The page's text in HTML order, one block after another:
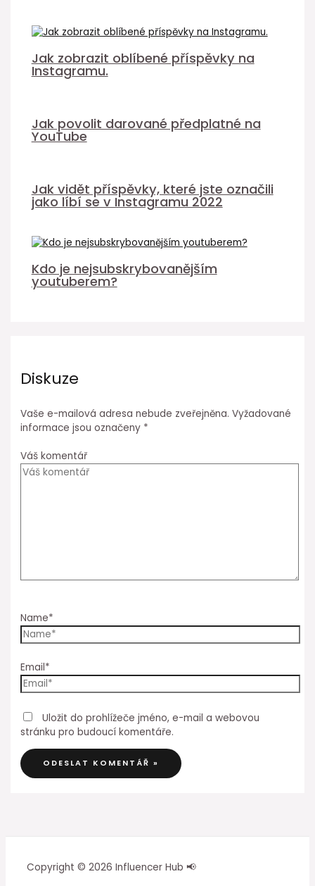
Jak zobrazit oblíbené příspěvky na
Instagramu.
Jak povolit darované předplatné na
YouTube
Jak vidět příspěvky, které jste označili
jako líbí se v Instagramu 2022
Kdo je nejsubskrybovanějším
youtuberem?
Diskuze
Vaše e-mailová adresa nebude zveřejněna. Vyžadované
informace jsou označeny *
Váš komentář
Name*
Email*
Uložit do prohlížeče jméno, e-mail a webovou
stránku pro budoucí komentáře.
Copyright © 2026 Influencer Hub 📢